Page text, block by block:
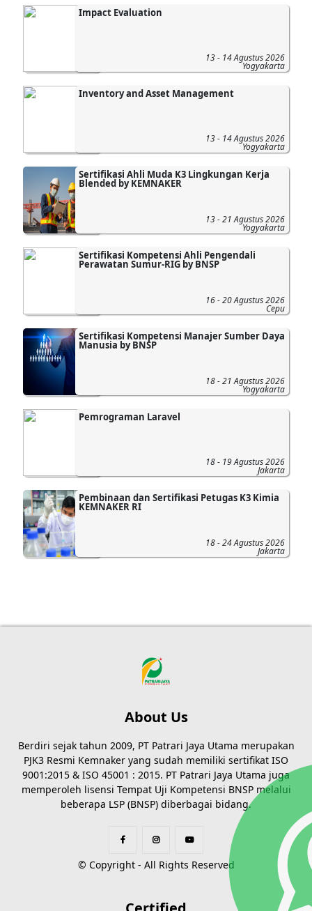
Impact Evaluation
13 - 14 Agustus 2026
Yogyakarta
Inventory and Asset Management
13 - 14 Agustus 2026
Yogyakarta
Sertifikasi Ahli Muda K3 Lingkungan Kerja
Blended by KEMNAKER
13 - 21 Agustus 2026
Yogyakarta
Sertifikasi Kompetensi Ahli Pengendali
Perawatan Sumur-RIG by BNSP
16 - 20 Agustus 2026
Cepu
Sertifikasi Kompetensi Manajer Sumber Daya
Manusia by BNSP
18 - 21 Agustus 2026
Yogyakarta
Pemrograman Laravel
18 - 19 Agustus 2026
Jakarta
Pembinaan dan Sertifikasi Petugas K3 Kimia
KEMNAKER RI
18 - 24 Agustus 2026
Jakarta
About Us
Berdiri sejak tahun 2009, PT Patrari Jaya Utama merupakan
PJK3 Resmi Kemnaker yang sudah memiliki sertifikat ISO
9001:2015 & ISO 45001 : 2015. PT Patrari Jaya Utama juga
memperoleh lisensi Tempat Uji Kompetensi BNSP melalui
beberapa LSP (BNSP) diberbagai bidang.
© Copyright - All Rights Reserved